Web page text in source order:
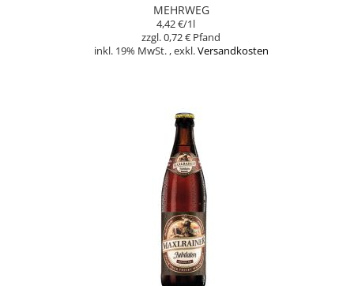
MEHRWEG
4,42 €/1l
0,72 €
inkl. 19% MwSt. ,exkl.Versandkosten